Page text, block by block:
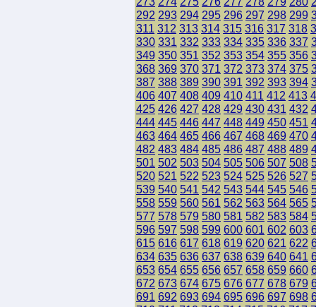
292 293 294 295 296 297 298 299
311 312 313 314 315 316 317 318
330 331 332 333 334 335 336 337
349 350 351 352 353 354 355 356
368 369 370 371 372 373 374 375
387 388 389 390 391 392 393 394
406 407 408 409 410 411 412 413
425 426 427 428 429 430 431 432
444 445 446 447 448 449 450 451
463 464 465 466 467 468 469 470
482 483 484 485 486 487 488 489
501 502 503 504 505 506 507 508
520 521 522 523 524 525 526 527
539 540 541 542 543 544 545 546
558 559 560 561 562 563 564 565
577 578 579 580 581 582 583 584
596 597 598 599 600 601 602 603
615 616 617 618 619 620 621 622
634 635 636 637 638 639 640 641
653 654 655 656 657 658 659 660
672 673 674 675 676 677 678 679
691 692 693 694 695 696 697 698